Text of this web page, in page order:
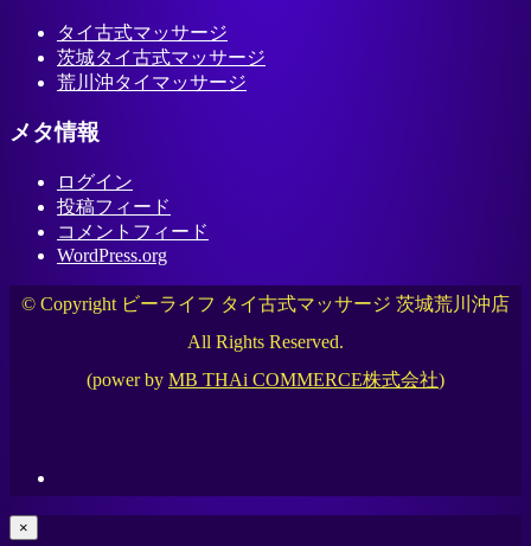
タイ古式マッサージ
茨城タイ古式マッサージ
荒川沖タイマッサージ
メタ情報
ログイン
投稿フィード
コメントフィード
WordPress.org
© Copyright ビーライフ タイ古式マッサージ 茨城荒川沖店
All Rights Reserved.
(power by MB THAi COMMERCE株式会社)
×